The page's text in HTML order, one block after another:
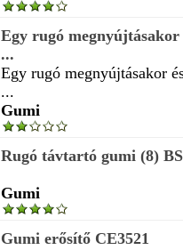
Egy rugó megnyújtásakor
...
Egy rugó megnyújtásakor
...
Gumi
Rugó távtartó gumi (8)
Gumi
Gumi erősítő CE3521